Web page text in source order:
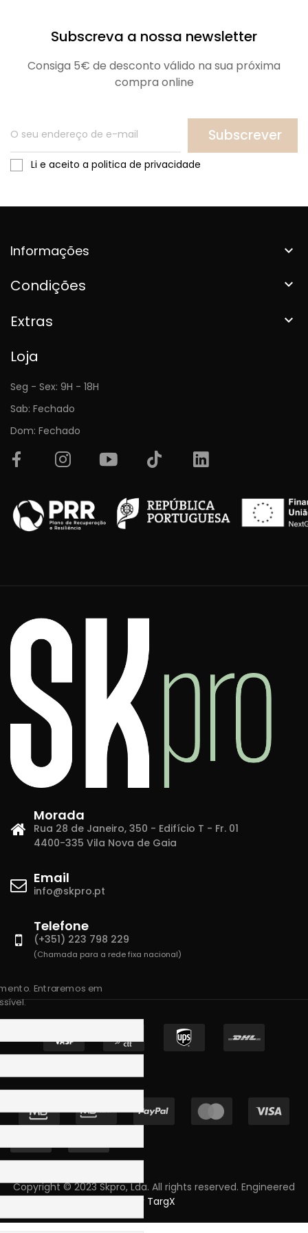
Subscreva a nossa newsletter
Consiga 5€ de desconto válido na sua próxima
compra online
Subscrever
Li e aceito a politica de privacidade
Informações 
Condições 
Extras 
Loja
Seg - Sex: 9H - 18H
Sab: Fechado
Dom: Fechado
Morada
Rua 28 de Janeiro, 350 - Edifício T - Fr. 01
4400-335 Vila Nova de Gaia
Email
info@skpro.pt
Telefone
(+351) 223 798 229
(Chamada para a rede fixa nacional)
Copyright © 2023 Skpro, Lda. All rights reserved. Engineered
by TargX
Entraremos em